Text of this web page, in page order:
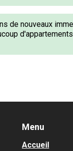
de nouveaux
Menu
Accueil